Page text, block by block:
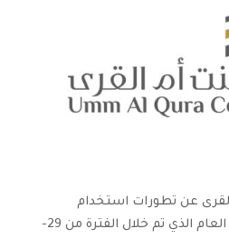
عن تطورات استخدام
المتحصلات من الاكتتاب العام الذي تم خلال الفترة من 29-